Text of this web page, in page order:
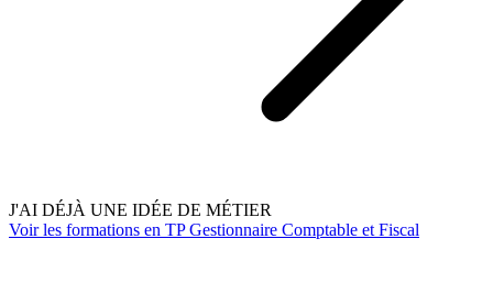
J'AI DÉJÀ UNE IDÉE DE MÉTIER
Voir les formations en TP Gestionnaire Comptable et Fiscal